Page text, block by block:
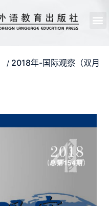
/ 2018年-国际观察（双月